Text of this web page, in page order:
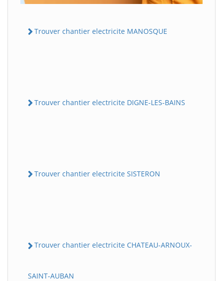
Trouver chantier electricite MANOSQUE
Trouver chantier electricite DIGNE-LES-BAINS
Trouver chantier electricite SISTERON
Trouver chantier electricite CHATEAU-ARNOUX-
SAINT-AUBAN